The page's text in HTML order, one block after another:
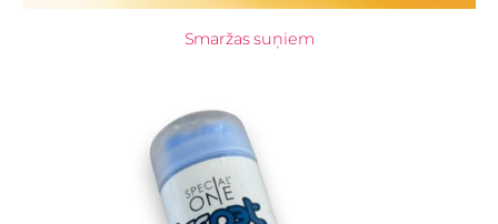
Smaržas suņiem